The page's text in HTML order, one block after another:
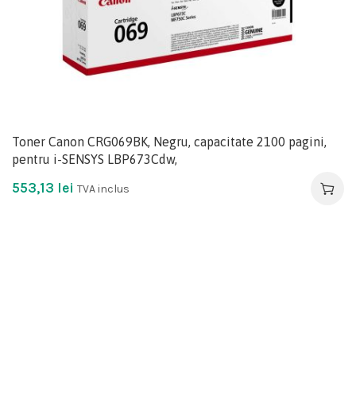
Toner Canon CRG069BK, Negru, capacitate 2100 pagini,
pentru i-SENSYS LBP673Cdw,
553,13 lei TVA inclus